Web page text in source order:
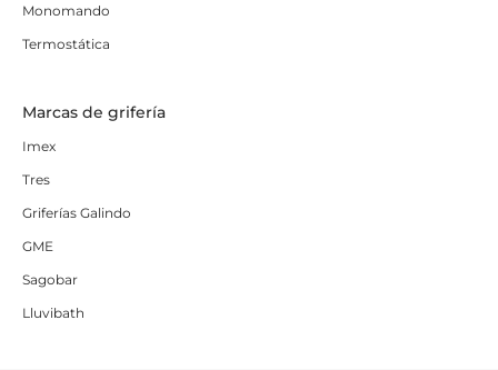
Monomando
Termostática
Marcas de grifería
Imex
Tres
Griferías Galindo
GME
Sagobar
Lluvibath